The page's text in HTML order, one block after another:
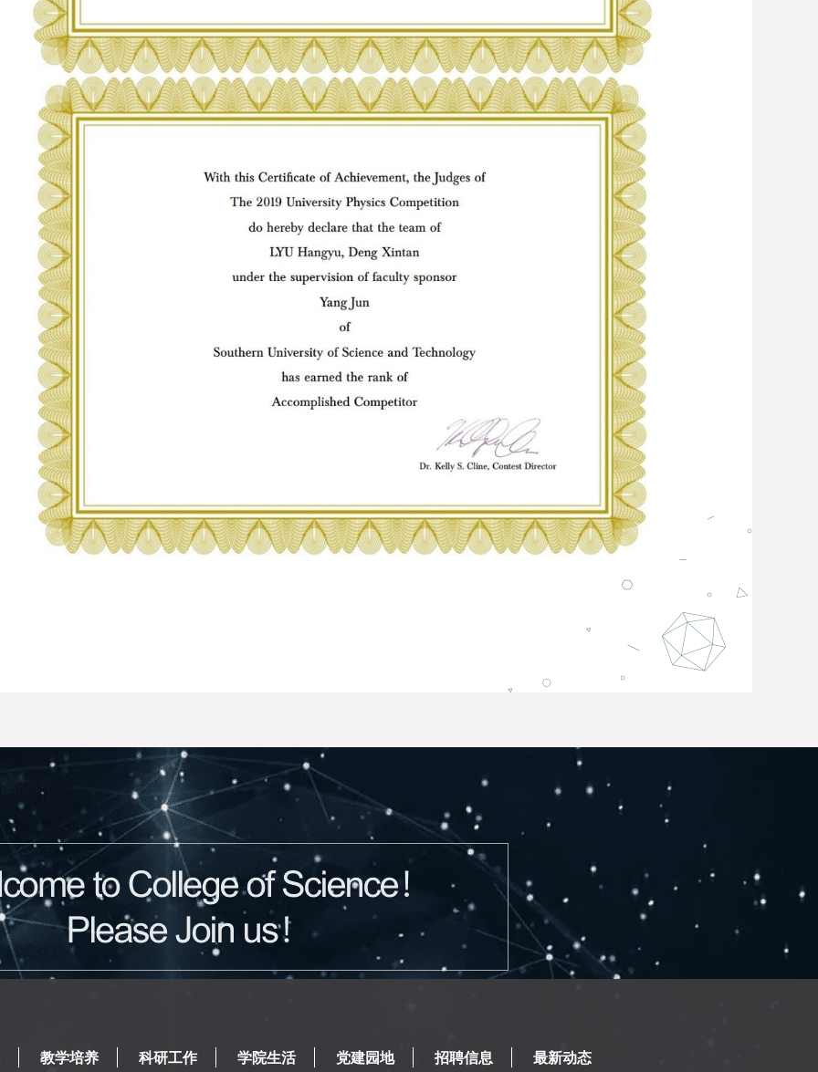
教学培养 科研工作 学院生活 党建园地 招聘信息 最新动态